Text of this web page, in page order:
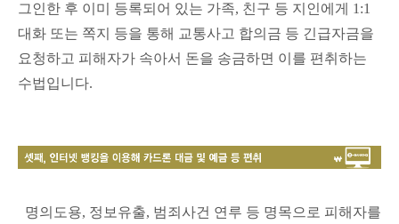
그인한 후 이미 등록되어 있는 가족, 친구 등 지인에게 1:1
대화 또는 쪽지 등을 통해 교통사고 합의금 등 긴급자금을
요청하고 피해자가 속아서 돈을 송금하면 이를 편취하는
수법입니다.
명의도용, 정보유출, 범죄사건 연루 등 명목으로 피해자를